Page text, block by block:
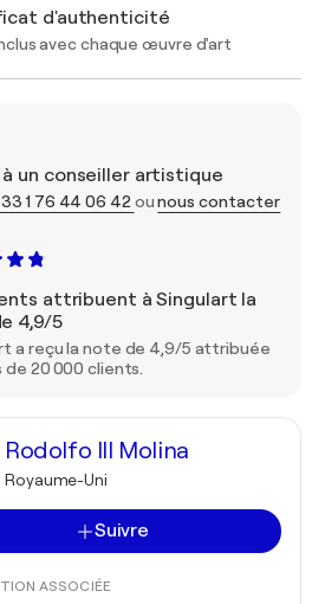
d'authenticité
avec chaque œuvre d'art
à un conseiller artistique
1 76 44 06 42 ounous contacter
attribuent à Singulart la
4,9/5
a reçu la note de 4,9/5 attribuée
de 20 000 clients.
Rodolfo III Molina
Royaume-Uni
Suivre
ASSOCIÉE